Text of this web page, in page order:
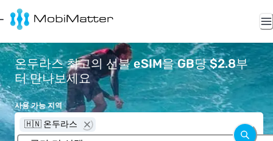
온두라스 최고의 선불 eSIM을 GB당 $2.8부
터 만나보세요
사용 가능 지역
🇭🇳 온두라스